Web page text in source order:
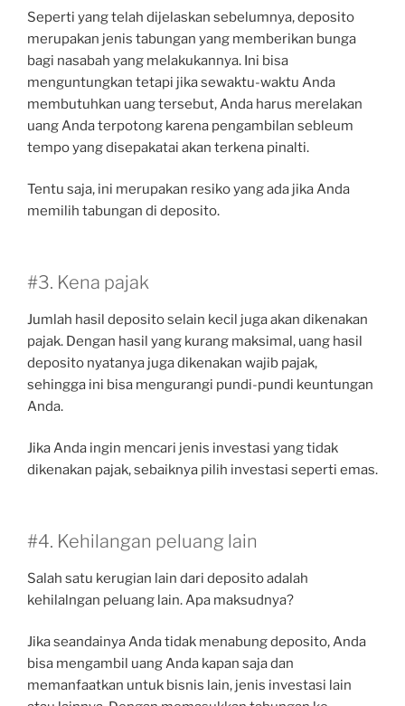
Seperti yang telah dijelaskan sebelumnya, deposito
merupakan jenis tabungan yang memberikan bunga
bagi nasabah yang melakukannya. Ini bisa
menguntungkan tetapi jika sewaktu-waktu Anda
membutuhkan uang tersebut, Anda harus merelakan
uang Anda terpotong karena pengambilan sebleum
tempo yang disepakatai akan terkena pinalti.
Tentu saja, ini merupakan resiko yang ada jika Anda
memilih tabungan di deposito.
#3. Kena pajak
Jumlah hasil deposito selain kecil juga akan dikenakan
pajak. Dengan hasil yang kurang maksimal, uang hasil
deposito nyatanya juga dikenakan wajib pajak,
sehingga ini bisa mengurangi pundi-pundi keuntungan
Anda.
Jika Anda ingin mencari jenis investasi yang tidak
dikenakan pajak, sebaiknya pilih investasi seperti emas.
#4. Kehilangan peluang lain
Salah satu kerugian lain dari deposito adalah
kehilalngan peluang lain. Apa maksudnya?
Jika seandainya Anda tidak menabung deposito, Anda
bisa mengambil uang Anda kapan saja dan
memanfaatkan untuk bisnis lain, jenis investasi lain